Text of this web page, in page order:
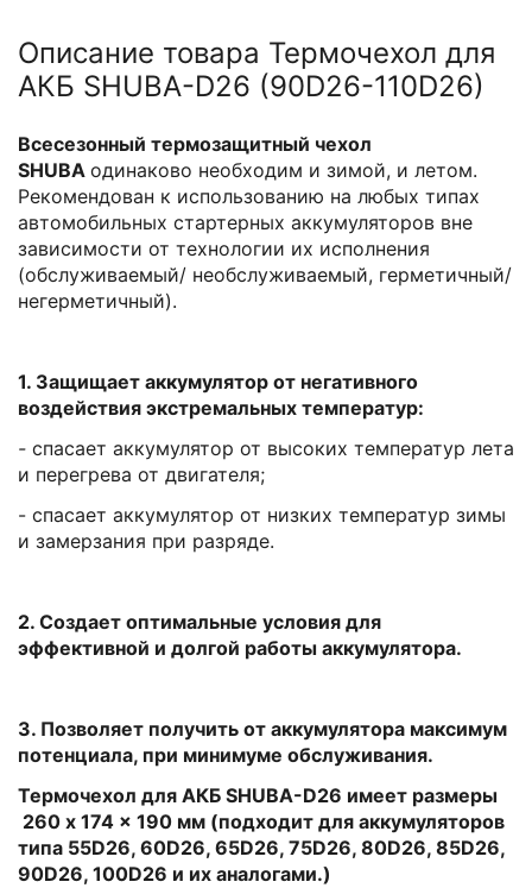
Описание товара Термочехол для
АКБ SHUBA-D26 (90D26-110D26)
Всесезонный термозащитный чехол
SHUBA одинаково необходим и зимой, и летом.
Рекомендован к использованию на любых типах
автомобильных стартерных аккумуляторов вне
зависимости от технологии их исполнения
(обслуживаемый/ необслуживаемый, герметичный/
негерметичный).
1. Защищает аккумулятор от негативного
воздействия экстремальных температур:
- спасает аккумулятор от высоких температур лета
и перегрева от двигателя;
- спасает аккумулятор от низких температур зимы
и замерзания при разряде.
2. Создает оптимальные условия для
эффективной и долгой работы аккумулятора.
3. Позволяет получить от аккумулятора максимум
потенциала, при минимуме обслуживания.
Термочехол для АКБ SHUBA-D26 имеет размеры
260 x 174 x 190 мм (подходит для аккумуляторов
типа 55D26, 60D26, 65D26, 75D26, 80D26, 85D26,
90D26, 100D26 и их аналогами.)